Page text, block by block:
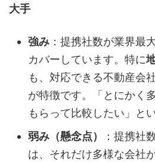
大手
強み ：提携社数が業界最
カバーしています。特に
も、対応できる不動産会
が特徴です。「とにかく
もらって比較したい」と
弱み（懸念点）
：提携社
は、それだけ多様な会社